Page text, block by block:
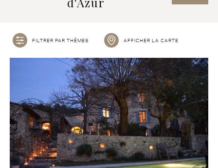
FILTRER PAR THÈMES AFFICHER LA CARTE